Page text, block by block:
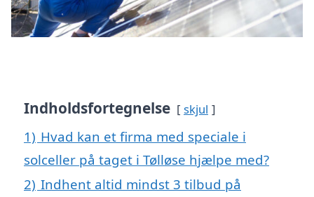
Indholdsfortegnelse skjul
1) Hvad kan et firma med speciale i
solceller på taget i Tølløse hjælpe med?
2) Indhent altid mindst 3 tilbud på